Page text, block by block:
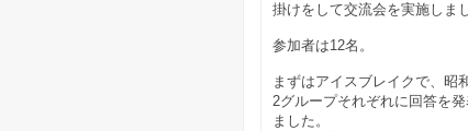
掛けをして交流会を実施しま
参加者は12名。
まずはアイスブレイクで、昭
2グループそれぞれに回答を
ました。